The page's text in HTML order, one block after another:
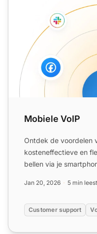
Mobiele VoIP
Ontdek de voordelen
kosteneffectieve en
bellen via je
Jan 20, 2026 5 min
Customer support